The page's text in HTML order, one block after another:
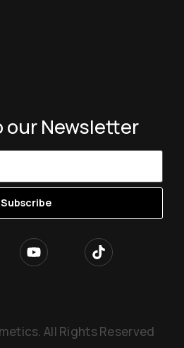
our Newsletter
Subscribe
All Rights Reserved